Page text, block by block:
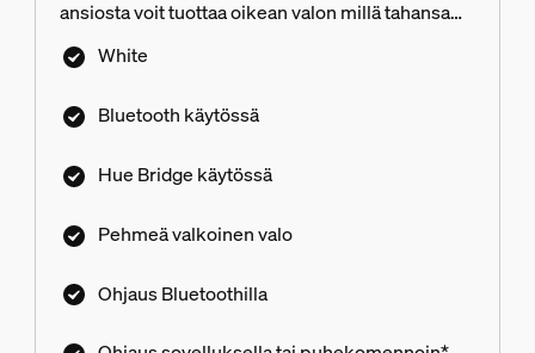
ansiosta voit tuottaa oikean valon millä tahansa
E14-kannalla varustetulla tavallisella valaisimella.
White
Bluetooth käytössä
Hue Bridge käytössä
Pehmeä valkoinen valo
Ohjaus Bluetoothilla